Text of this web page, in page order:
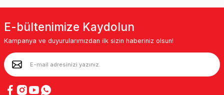
E-bültenimize Kaydolun
Kampanya ve duyurularımızdan ilk sizin haberiniz olsun!